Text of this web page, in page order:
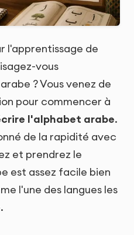
l'apprentissage de
vous
? Vous venez de
pour commencer à
l'alphabet arabe.
de la rapidité avec
et prendrez le
est assez facile bien
l'une des langues les